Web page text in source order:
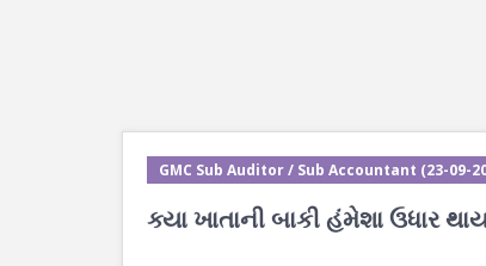
GMC Sub Auditor / Sub Accountant (23-09-
ક્યા ખાતાની બાકી હંમેશા ઉધાર